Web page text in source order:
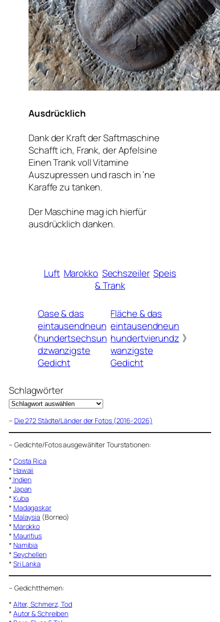
Ausdrücklich
Dank der Kraft der Saftmaschine
Schafft ich, Frank, der Apfelsine
Einen Trank voll Vitamine
Auszupressen und rasch in ’ne
Karaffe zu tanken.
Der Maschine mag ich hierfür
ausdrücklich danken.
Luft Marokko Sechszeiler Speis
& Trank
《
Oase & das
eintausendneun
hundertsechsun
dzwanzigste
Gedicht
Fläche & das
eintausendneun
hundertvierundz
wanzigste
Gedicht
》
Schlagwörter
– Die 272 Städte/Länder der Fotos (2016-2026)
– Gedichte/Fotos ausgewählter Tourstationen:
* Costa Rica
* Hawaii
* Indien
* Japan
* Kuba
* Madagaskar
* Malaysia (Borneo)
* Marokko
* Mauritius
* Namibia
* Seychellen
* Sri Lanka
– Gedichtthemen:
* Alter, Schmerz, Tod
* Autor & Schreiben